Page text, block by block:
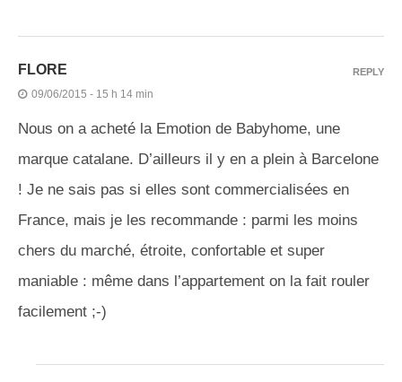
FLORE
09/06/2015 - 15 h 14 min
Nous on a acheté la Emotion de Babyhome, une
marque catalane. D’ailleurs il y en a plein à Barcelone
! Je ne sais pas si elles sont commercialisées en
France, mais je les recommande : parmi les moins
chers du marché, étroite, confortable et super
maniable : même dans l’appartement on la fait rouler
facilement ;-)
REPLY